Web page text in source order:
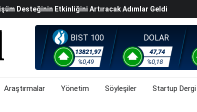
Desteğinin Etkinliğini Artıracak Adımlar Geldi
Ilk Yarısında 119,5 Milyar Liralık Sukuk Ihraç Etti
Hafta Gözler ABD'de Açıklanacak Tarım Dışı Istihdam
C-Level Üst Yönetim Yapılanmasına Geçti
Sahnesine Dönüşüyor
BIST 100
13821,97
%0,49
DOLAR
47,74
%0,18
Araştırmalar Yönetim Söyleşiler Startup Dergi